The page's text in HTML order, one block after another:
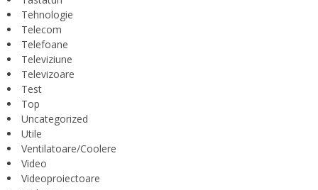
Tehnologie
Telecom
Telefoane
Televiziune
Televizoare
Test
Top
Uncategorized
Utile
Ventilatoare/Coolere
Video
Videoproiectoare